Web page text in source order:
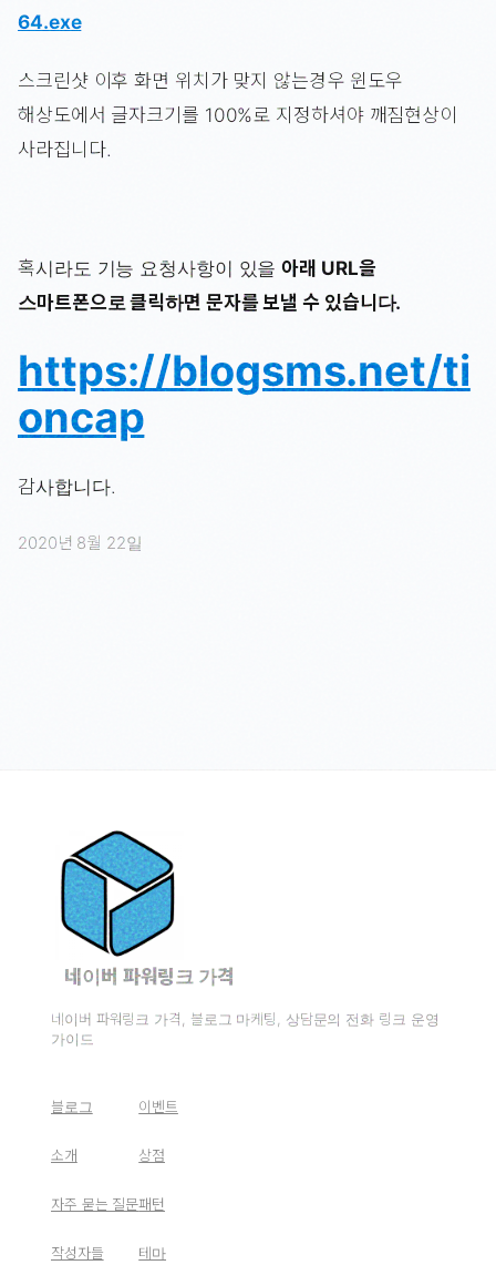
64.exe
스크린샷 이후 화면 위치가 맞지 않는경우 윈도우
해상도에서 글자크기를 100%로 지정하셔야 깨짐현상이
사라집니다.
혹시라도 기능 요청사항이 있을아래 URL을
스마트폰으로 클릭하면 문자를 보낼 수 있습니다.
https://blogsms.net/ti
oncap
감사합니다.
2020년 8월 22일
네이버 파워링크 가격
네이버 파워링크 가격, 블로그 마케팅, 상담문의 전화 링크 운영
가이드
블로그
소개
자주 묻는 질문
작성자들
이벤트
상점
패턴
테마